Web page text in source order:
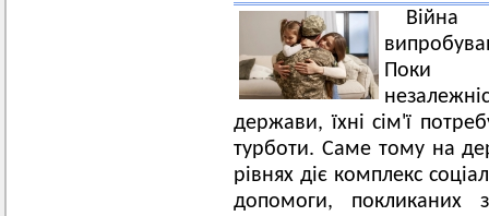
Поки
держави, їхні сім'ї
турботи. Саме тому на
рівнях діє комплекс
допомоги, покликаних